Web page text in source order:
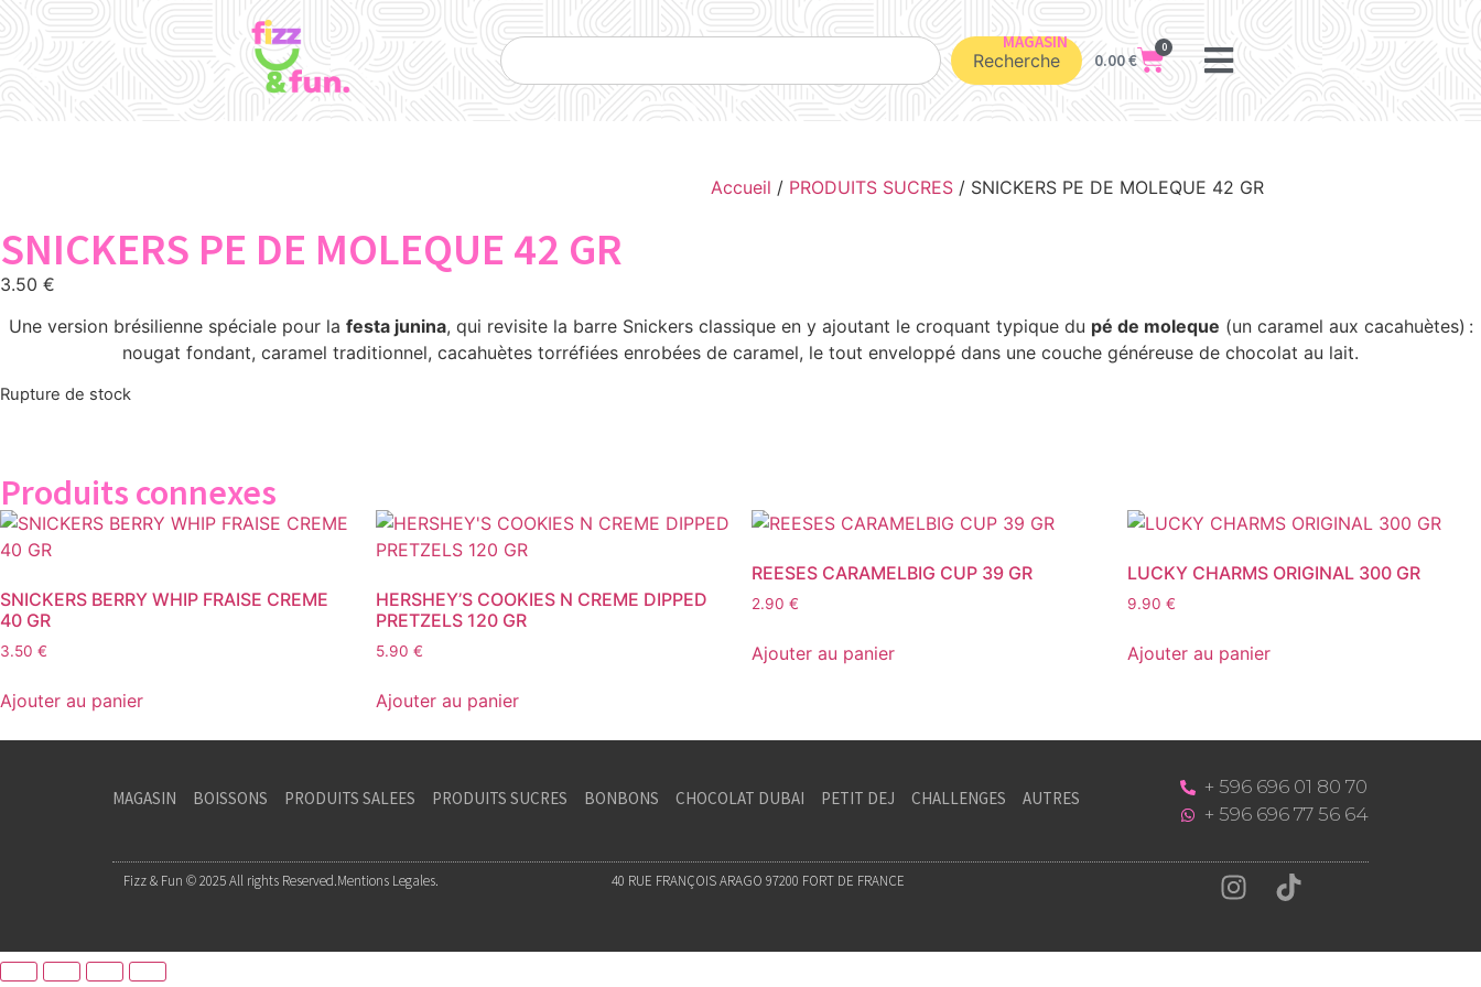
Recherche
MAGASIN
0.00€
0
Accueil / PRODUITS SUCRES / SNICKERS PE DE MOLEQUE 42 GR
SNICKERS PE DE MOLEQUE 42 GR
3.50 €
Une version brésilienne spéciale pour la festa junina, qui revisite la barre Snickers classique en y ajoutant le croquant typique du pé de moleque (un caramel aux cacahuètes) :
nougat fondant, caramel traditionnel, cacahuètes torréfiées enrobées de caramel, le tout enveloppé dans une couche généreuse de chocolat au lait.
Rupture de stock
Produits connexes
SNICKERS BERRY WHIP FRAISE CREME
40 GR
3.50 €
Ajouter au panier
HERSHEY’S COOKIES N CREME DIPPED
PRETZELS 120 GR
5.90 €
Ajouter au panier
REESES CARAMELBIG CUP 39 GR
2.90 €
Ajouter au panier
LUCKY CHARMS ORIGINAL 300 GR
9.90 €
Ajouter au panier
MAGASIN BOISSONS PRODUITS SALEES PRODUITS SUCRES BONBONS CHOCOLAT DUBAI PETIT DEJ CHALLENGES AUTRES
+ 596 696 01 80 70
+ 596 696 77 56 64
Fizz & Fun © 2025 All rights Reserved.Mentions Legales. 40 RUE FRANÇOIS ARAGO 97200 FORT DE FRANCE